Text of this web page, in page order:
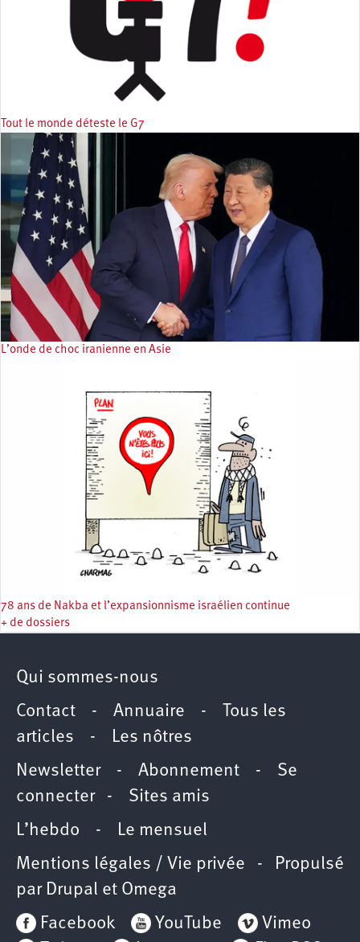
Tout le monde déteste le G7
L’onde de choc iranienne en Asie
78 ans de Nakba et l’expansionnisme israélien continue
+ de dossiers
Qui sommes-nous
Contact - Annuaire -
Tous les
articles - Les nôtres
Newsletter- Abonnement - Se
connecter- Sites amis
L’hebdo - Le mensuel
Mentions légales / Vie privée - Propulsé
par Drupal et Omega
Facebook
YouTube
Vimeo